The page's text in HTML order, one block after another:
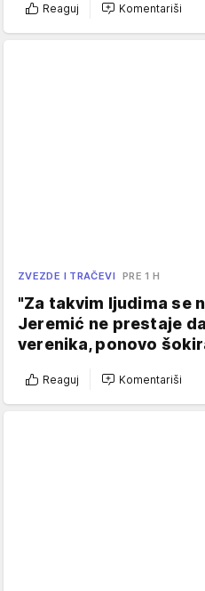
Reaguj Komentariši
ZVEZDE I TRAČEVI PRE 1 H
"Za takvim ljudima se
Jeremić ne prestaje
verenika, ponovo
Reaguj Komentariši